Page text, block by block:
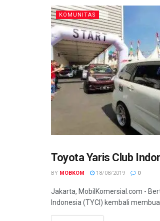
KOMUNITAS
KOMUNITAS
Toyota Yaris Club
BY MOBKOM 18/08/2019 0
Jakarta, MobilKomersial.com -
Indonesia (TYCI) kembali